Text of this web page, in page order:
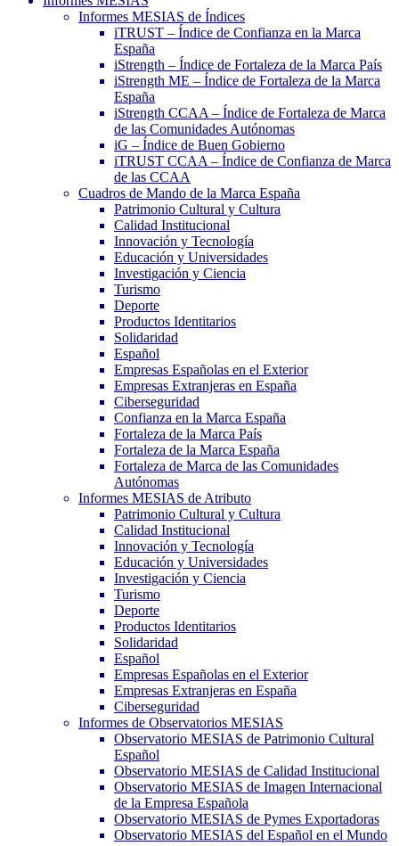
Informes MESIAS de Índices
iTRUST – Índice de Confianza en la Marca
España
iStrength – Índice de Fortaleza de la Marca País
iStrength ME – Índice de Fortaleza de la Marca
España
iStrength CCAA – Índice de Fortaleza de Marca
de las Comunidades Autónomas
iG – Índice de Buen Gobierno
iTRUST CCAA – Índice de Confianza de Marca
de las CCAA
Cuadros de Mando de la Marca España
Patrimonio Cultural y Cultura
Calidad Institucional
Innovación y Tecnología
Educación y Universidades
Investigación y Ciencia
Turismo
Deporte
Productos Identitarios
Solidaridad
Español
Empresas Españolas en el Exterior
Empresas Extranjeras en España
Ciberseguridad
Confianza en la Marca España
Fortaleza de la Marca País
Fortaleza de la Marca España
Fortaleza de Marca de las Comunidades
Autónomas
Informes MESIAS de Atributo
Patrimonio Cultural y Cultura
Calidad Institucional
Innovación y Tecnología
Educación y Universidades
Investigación y Ciencia
Turismo
Deporte
Productos Identitarios
Solidaridad
Español
Empresas Españolas en el Exterior
Empresas Extranjeras en España
Ciberseguridad
Informes de Observatorios MESIAS
Observatorio MESIAS de Patrimonio Cultural
Español
Observatorio MESIAS de Calidad Institucional
Observatorio MESIAS de Imagen Internacional
de la Empresa Española
Observatorio MESIAS de Pymes Exportadoras
Observatorio MESIAS del Español en el Mundo